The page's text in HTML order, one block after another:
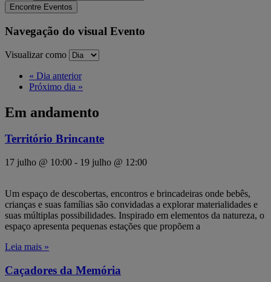
Navegação do visual Evento
Visualizar como
« Dia anterior
Próximo dia »
Em andamento
Território Brincante
17 julho @ 10:00 - 19 julho @ 12:00
Um espaço de descobertas, encontros e brincadeiras onde bebês,
crianças e suas famílias são convidadas a explorar materialidades e
suas múltiplas possibilidades. Inspirado em elementos da natureza, o
espaço apresenta pequenas estações que propõem a
Leia mais »
Caçadores da Memória